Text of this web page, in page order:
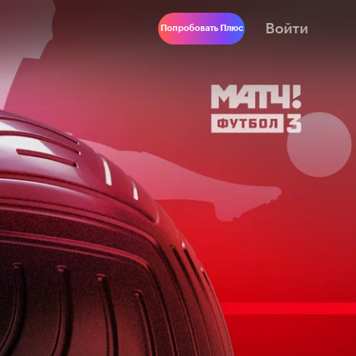
Попробовать Плюс Войти